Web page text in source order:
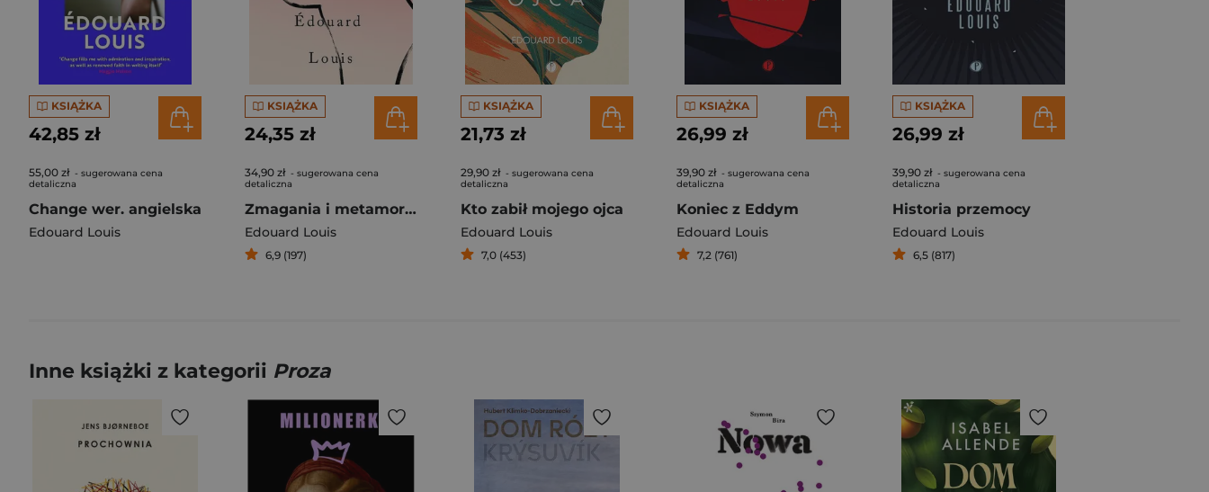
KSIĄŻKA
42,85 zł
55,00 zł - sugerowana cena
detaliczna
Change wer. angielska
Edouard Louis
KSIĄŻKA
24,35 zł
34,90 zł - sugerowana cena
detaliczna
Zmagania i metamorfozy kobiety
Edouard Louis
6,9 (197)
KSIĄŻKA
21,73 zł
29,90 zł - sugerowana cena
detaliczna
Kto zabił mojego ojca
Edouard Louis
7,0 (453)
KSIĄŻKA
26,99 zł
39,90 zł - sugerowana cena
detaliczna
Koniec z Eddym
Edouard Louis
7,2 (761)
KSIĄŻKA
26,99 zł
39,90 zł - sugerowana cena
detaliczna
Historia przemocy
Edouard Louis
6,5 (817)
Inne książki z kategorii Proza